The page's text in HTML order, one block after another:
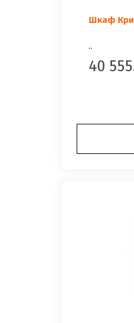
Шкаф
..
40